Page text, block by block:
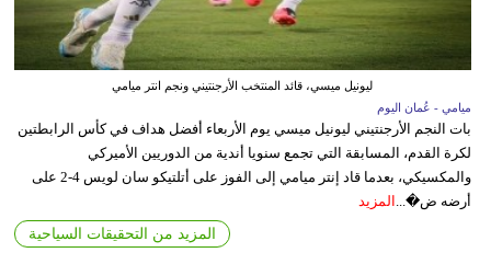
ليونيل ميسي، قائد المنتخب الأرجنتيني ونجم انتر ميامي
ميامي - عُمان اليوم
بات النجم الأرجنتيني ليونيل ميسي يوم الأربعاء أفضل هداف في كأس الرابطتين
لكرة القدم، المسابقة التي تجمع سنويا أندية من الدوريين الأميركي
والمكسيكي، بعدما قاد إنتر ميامي إلى الفوز على أتلتيكو سان لويس 4-2 على
أرضه ض�... المزيد
المزيد من التحقيقات السياحية